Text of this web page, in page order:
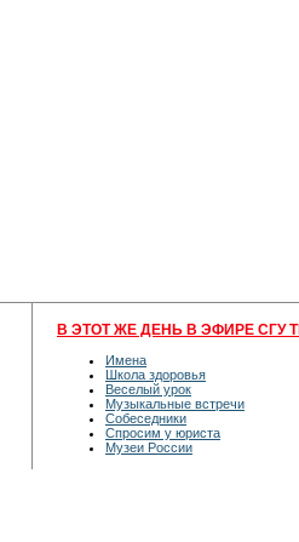
В ЭТОТ ЖЕ ДЕНЬ В ЭФИРЕ СГУ
Имена
Школа здоровья
Веселый урок
Музыкальные встречи
Собеседники
Спросим у юриста
Музеи России